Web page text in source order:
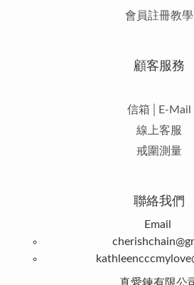
會員註冊教學
顧客服務
信箱│E-Mail
線上客服
戒圍測量
聯絡我們
Email